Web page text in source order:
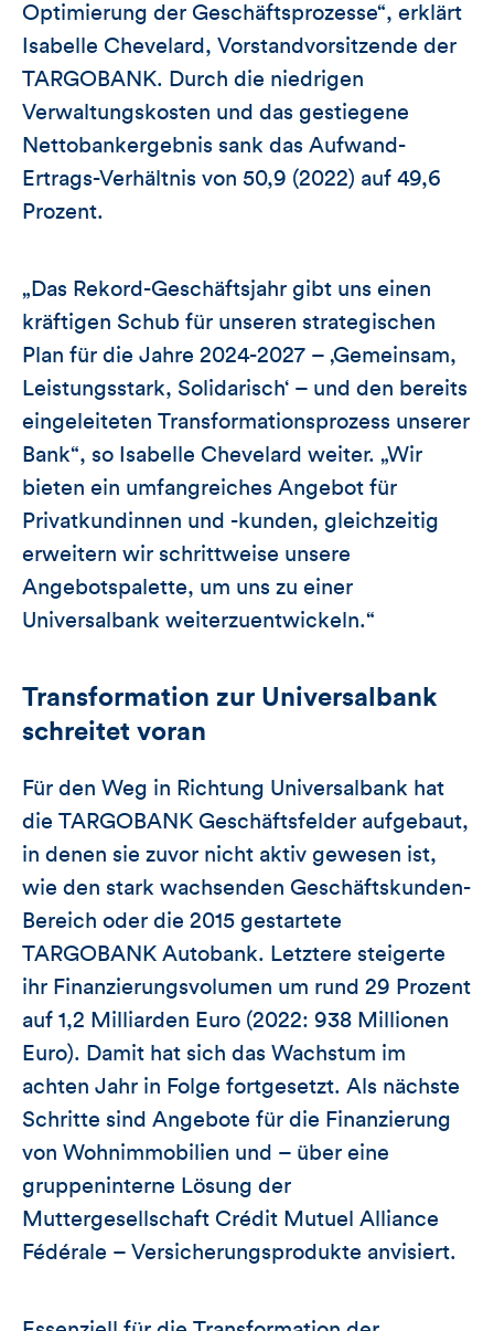
Optimierung der Geschäftsprozesse“, erklärt
Isabelle Chevelard, Vorstandvorsitzende der
TARGOBANK. Durch die niedrigen
Verwaltungskosten und das gestiegene
Nettobankergebnis sank das Aufwand-
Ertrags-Verhältnis von 50,9 (2022) auf 49,6
Prozent.
„Das Rekord-Geschäftsjahr gibt uns einen
kräftigen Schub für unseren strategischen
Plan für die Jahre 2024-2027 – ‚Gemeinsam,
Leistungsstark, Solidarisch‘ – und den bereits
eingeleiteten Transformationsprozess unserer
Bank“, so Isabelle Chevelard weiter. „Wir
bieten ein umfangreiches Angebot für
Privatkundinnen und -kunden, gleichzeitig
erweitern wir schrittweise unsere
Angebotspalette, um uns zu einer
Universalbank weiterzuentwickeln.“
Transformation zur Universalbank
schreitet voran
Für den Weg in Richtung Universalbank hat
die TARGOBANK Geschäftsfelder aufgebaut,
in denen sie zuvor nicht aktiv gewesen ist,
wie den stark wachsenden Geschäftskunden-
Bereich oder die 2015 gestartete
TARGOBANK Autobank. Letztere steigerte
ihr Finanzierungsvolumen um rund 29 Prozent
auf 1,2 Milliarden Euro (2022: 938 Millionen
Euro). Damit hat sich das Wachstum im
achten Jahr in Folge fortgesetzt. Als nächste
Schritte sind Angebote für die Finanzierung
von Wohnimmobilien und – über eine
gruppeninterne Lösung der
Muttergesellschaft Crédit Mutuel Alliance
Fédérale – Versicherungsprodukte anvisiert.